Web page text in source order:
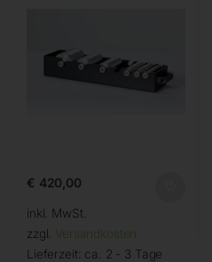
€ 420,00
inkl. MwSt.
zzgl. Versandkosten
Lieferzeit: ca. 2 - 3 Tage